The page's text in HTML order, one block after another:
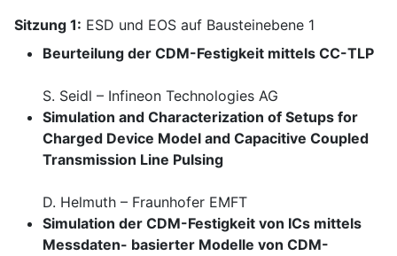
Sitzung 1: ESD und EOS auf Bausteinebene 1
Beurteilung der CDM-Festigkeit mittels CC-TLP
S. Seidl – Infineon Technologies AG
Simulation and Characterization of Setups for
Charged Device Model and Capacitive Coupled
Transmission Line Pulsing
D. Helmuth – Fraunhofer EMFT
Simulation der CDM-Festigkeit von ICs mittels
Messdaten- basierter Modelle von CDM-